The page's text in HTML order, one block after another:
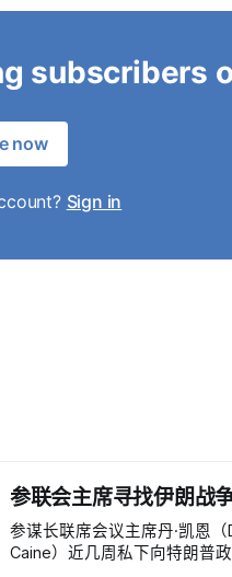
subscribers
now
Sign in
参联会主席寻找伊朗战
参谋长联席会议主席丹·凯恩（
Caine）近几周私下向特朗普